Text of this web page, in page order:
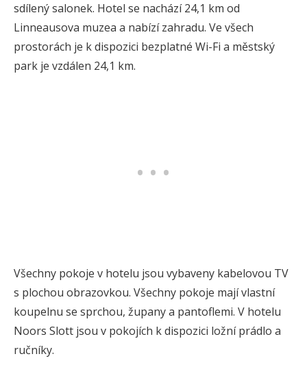
sdílený salonek. Hotel se nachází 24,1 km od
Linneausova muzea a nabízí zahradu. Ve všech
prostorách je k dispozici bezplatné Wi-Fi a městský
park je vzdálen 24,1 km.
Všechny pokoje v hotelu jsou vybaveny kabelovou TV
s plochou obrazovkou. Všechny pokoje mají vlastní
koupelnu se sprchou, župany a pantoflemi. V hotelu
Noors Slott jsou v pokojích k dispozici ložní prádlo a
ručníky.